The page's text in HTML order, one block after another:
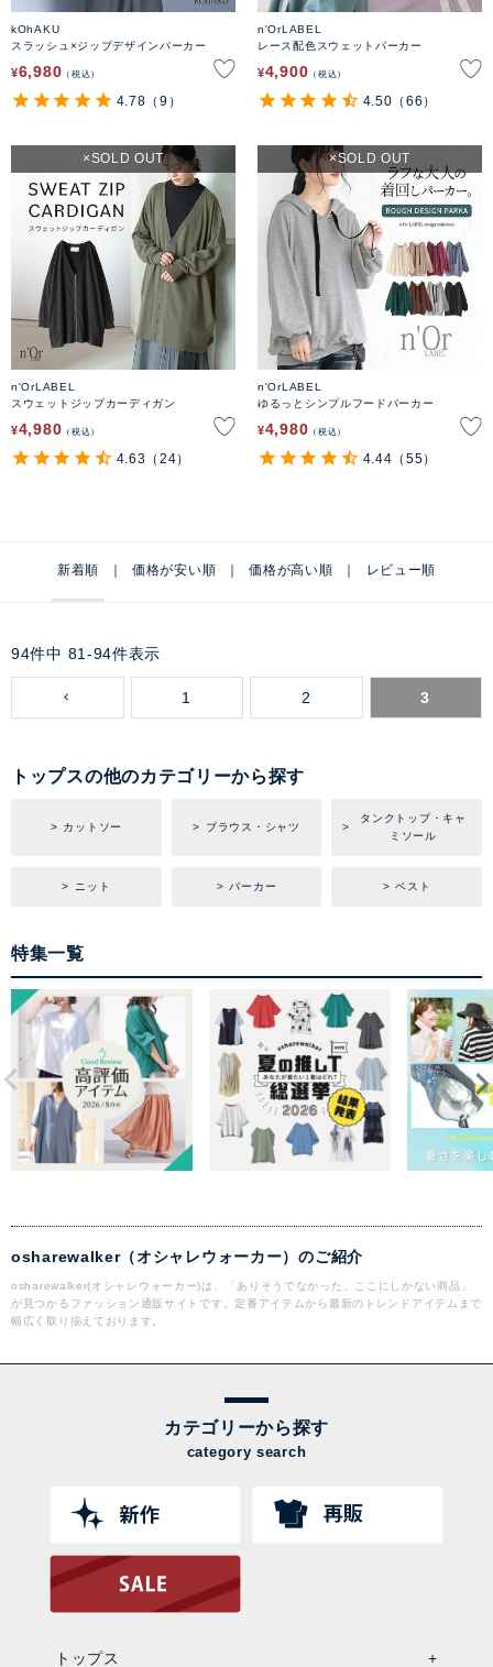
kOhAKU
スラッシュ×ジップデザインパーカー
¥6,980 税込
4.78 （9）
n'OrLABEL
レース配色スウェットパーカー
¥4,900 税込
4.50 （66）
n'OrLABEL
スウェットジップカーディガン
¥4,980 税込
SOLD OUT
4.63 （24）
n'OrLABEL
ゆるっとシンプルフードパーカー
¥4,980 税込
SOLD OUT
4.44 （55）
新着順 価格が安い順 価格が高い順 レビュー順
94件中 81 -94件表示
1 2 3
トップスの他のカテゴリーから探す
カットソー ブラウス・シャツ
タンクトップ・キャ
ミソール
ニット パーカー ベスト
特集一覧
osharewalker（オシャレウォーカー）のご紹介
osharewalker(オシャレウォーカー)は、「ありそうでなかった、ここにしかない商品」
が見つかるファッション通販サイトです。定番アイテムから最新のトレンドアイテムまで
幅広く取り揃えております。
カテゴリーから探す
category search
トップス